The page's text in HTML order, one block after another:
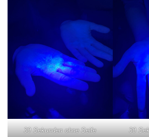
30 Sekunden ohne Seife 30